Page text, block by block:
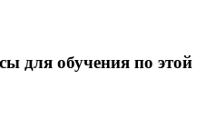
для обучения по этой